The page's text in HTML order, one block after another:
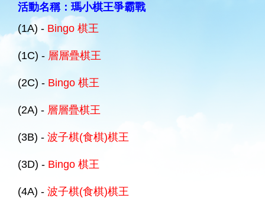
活動名稱：瑪小棋王爭霸戰
(1A) - Bingo 棋王
(1C) - 層層疊棋王
(2C) - Bingo 棋王
(2A) - 層層疊棋王
(3B) - 波子棋(食棋)棋王
(3D) - Bingo 棋王
(4A) - 波子棋(食棋)棋王